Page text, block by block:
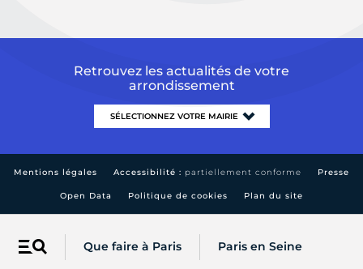
Menu Que faire à Paris Paris en Seine
Retrouvez les actualités de votre
arrondissement
Mentions légales Accessibilité : partiellement conforme Presse
Open Data Politique de cookies Plan du site